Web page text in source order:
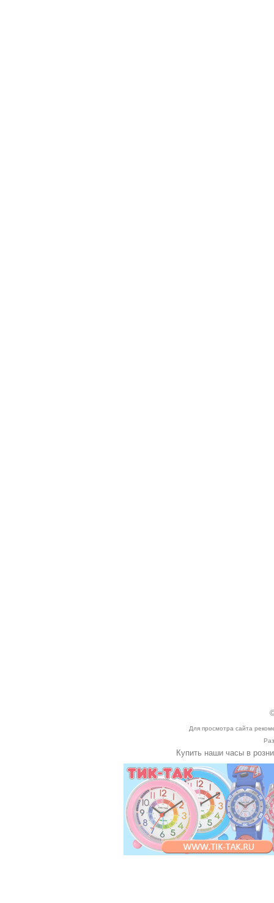
Для просмотра сайта
Купить наши часы в